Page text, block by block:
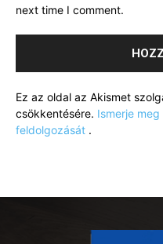
next time I comment.
Ez az oldal az Akismet
csökkentésére. Ismerje
feldolgozását .